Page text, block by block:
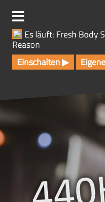
s
p
i
n
g
Es läuft: Fresh Body
Reason
Einschalten ▶